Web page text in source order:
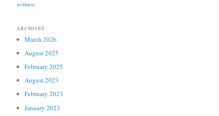
wellness
ARCHIVES
March 2026
August 2025
February 2025
August 2023
February 2023
January 2023